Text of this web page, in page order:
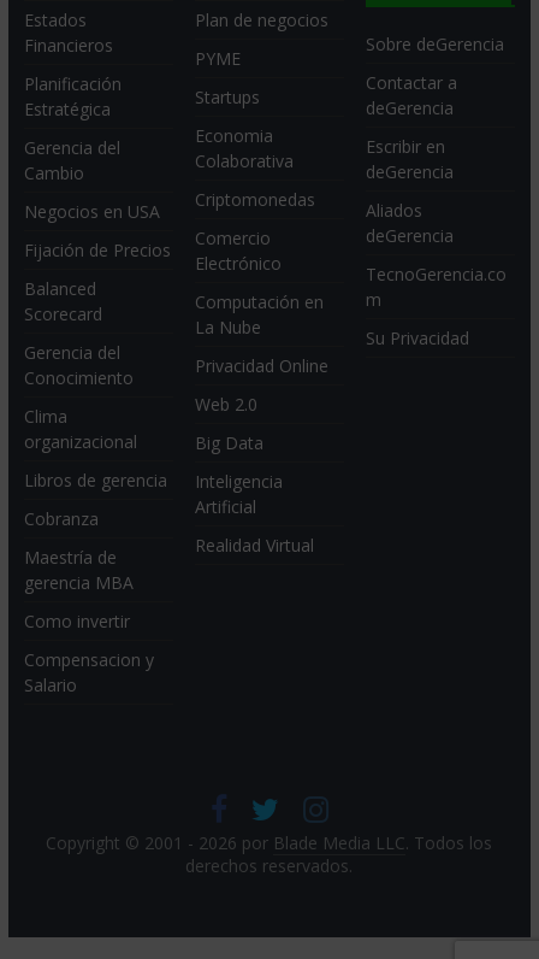
Estados
Financieros
Planificación
Estratégica
Gerencia del
Cambio
Negocios en USA
Fijación de Precios
Balanced
Scorecard
Gerencia del
Conocimiento
Clima
organizacional
Libros de gerencia
Cobranza
Maestría de
gerencia MBA
Como invertir
Compensacion y
Salario
Plan de negocios
PYME
Startups
Economia
Colaborativa
Criptomonedas
Comercio
Electrónico
Computación en
La Nube
Privacidad Online
Web 2.0
Big Data
Inteligencia
Artificial
Realidad Virtual
Sobre deGerencia
Contactar a
deGerencia
Escribir en
deGerencia
Aliados
deGerencia
TecnoGerencia.co
m
Su Privacidad
Copyright © 2001 - 2026 por Blade Media LLC. Todos los
derechos reservados.